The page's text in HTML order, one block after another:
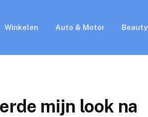
Winkelen Auto & Motor Beauty
mijn look na